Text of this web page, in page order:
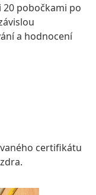
20 pobočkami po
a hodnocení
certifikátu